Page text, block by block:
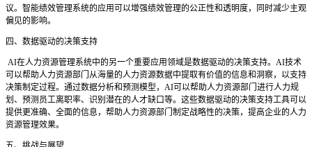
议。智能绩效管理系统的应用可以增强绩效管理的公正性和透明度，同时减少主观
偏见的影响。
四、数据驱动的决策支持
AI在人力资源管理系统中的另一个重要应用领域是数据驱动的决策支持。AI技术
可以帮助人力资源部门从海量的人力资源数据中提取有价值的信息和洞察，以支持
决策制定过程。通过数据分析和预测模型，AI可以帮助人力资源部门进行人力规
划、预测员工离职率、识别潜在的人才缺口等。这些数据驱动的决策支持工具可以
提供更准确、全面的信息，帮助人力资源部门制定战略性的决策，提高企业的人力
资源管理效果。